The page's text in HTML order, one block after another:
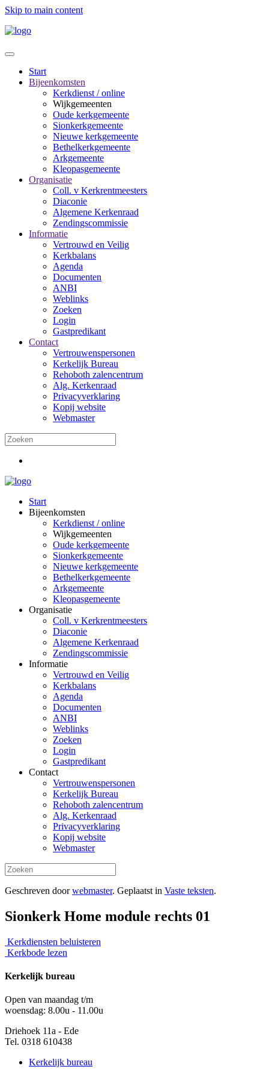
Skip to main content
Start
Bijeenkomsten
Kerkdienst / online
Wijkgemeenten
Oude kerkgemeente
Sionkerkgemeente
Nieuwe kerkgemeente
Bethelkerkgemeente
Arkgemeente
Kleopasgemeente
Organisatie
Coll. v Kerkrentmeesters
Diaconie
Algemene Kerkenraad
Zendingscommissie
Informatie
Vertrouwd en Veilig
Kerkbalans
Agenda
Documenten
ANBI
Weblinks
Zoeken
Login
Gastpredikant
Contact
Vertrouwenspersonen
Kerkelijk Bureau
Rehoboth zalencentrum
Alg. Kerkenraad
Privacyverklaring
Kopij website
Webmaster
Start
Bijeenkomsten
Kerkdienst / online
Wijkgemeenten
Oude kerkgemeente
Sionkerkgemeente
Nieuwe kerkgemeente
Bethelkerkgemeente
Arkgemeente
Kleopasgemeente
Organisatie
Coll. v Kerkrentmeesters
Diaconie
Algemene Kerkenraad
Zendingscommissie
Informatie
Vertrouwd en Veilig
Kerkbalans
Agenda
Documenten
ANBI
Weblinks
Zoeken
Login
Gastpredikant
Contact
Vertrouwenspersonen
Kerkelijk Bureau
Rehoboth zalencentrum
Alg. Kerkenraad
Privacyverklaring
Kopij website
Webmaster
Geschreven doorwebmaster. Geplaatst in Vaste teksten.
Sionkerk Home module rechts 01
Kerkdiensten beluisteren
Kerkbode lezen
Kerkelijk bureau
Open van maandag t/m
woensdag: 8.00u - 11.00u
Driehoek 11a - Ede
Tel. 0318 610438
Kerkelijk bureau